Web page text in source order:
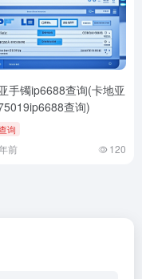
手镯ip6688查询(卡地亚
查询)
询
前 120